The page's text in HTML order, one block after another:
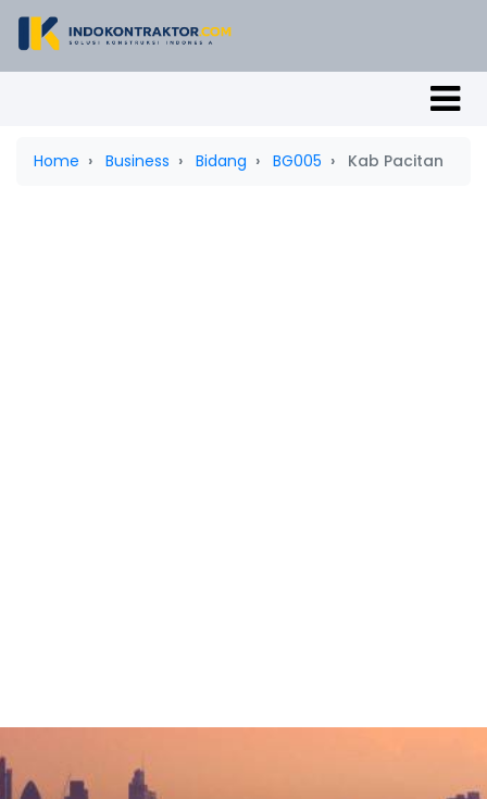
Home Business Bidang BG005 Kab Pacitan